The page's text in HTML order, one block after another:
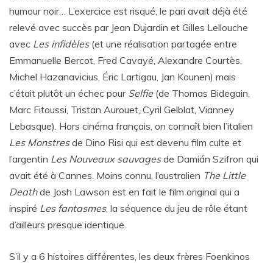
humour noir… L’exercice est risqué, le pari avait déjà été
relevé avec succès par Jean Dujardin et Gilles Lellouche
avec Les infidèles(et une réalisation partagée entre
Emmanuelle Bercot, Fred Cavayé, Alexandre Courtès,
Michel Hazanavicius, Éric Lartigau, Jan Kounen) mais
c’était plutôt un échec pour Selfie(de Thomas Bidegain,
Marc Fitoussi, Tristan Aurouet, Cyril Gelblat, Vianney
Lebasque). Hors cinéma français, on connaît bien l’italien
Les Monstresde Dino Risi qui est devenu film culte et
l’argentin Les Nouveaux sauvagesde Damián Szifron qui
avait été à Cannes. Moins connu, l’australien The Little
Deathde Josh Lawson est en fait le film original qui a
inspiré Les fantasmes, la séquence du jeu de rôle étant
d’ailleurs presque identique.
S’il y a 6 histoires différentes, les deux frères Foenkinos